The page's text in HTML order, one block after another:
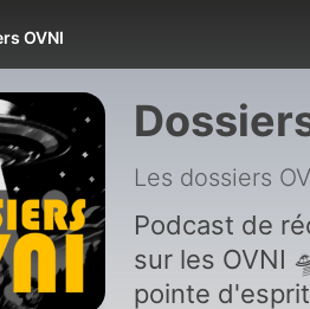
OVNI
Les dossiers
Podcast de
sur les OVNI
pointe d'esprit